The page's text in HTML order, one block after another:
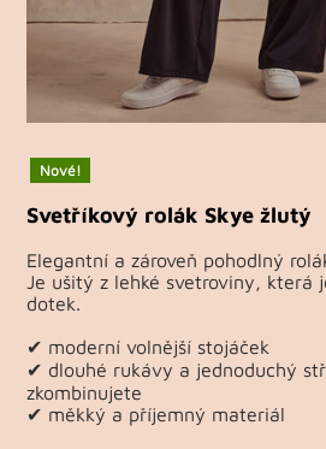
Nové!
Svetříkový rolák Skye žlutý
Elegantní a zároveň pohodlný
Je ušitý z lehké svetroviny, která
dotek.
✔ moderní volnější stojáček
✔ dlouhé rukávy a jednoduchý
zkombinujete
✔ měkký a příjemný materiál